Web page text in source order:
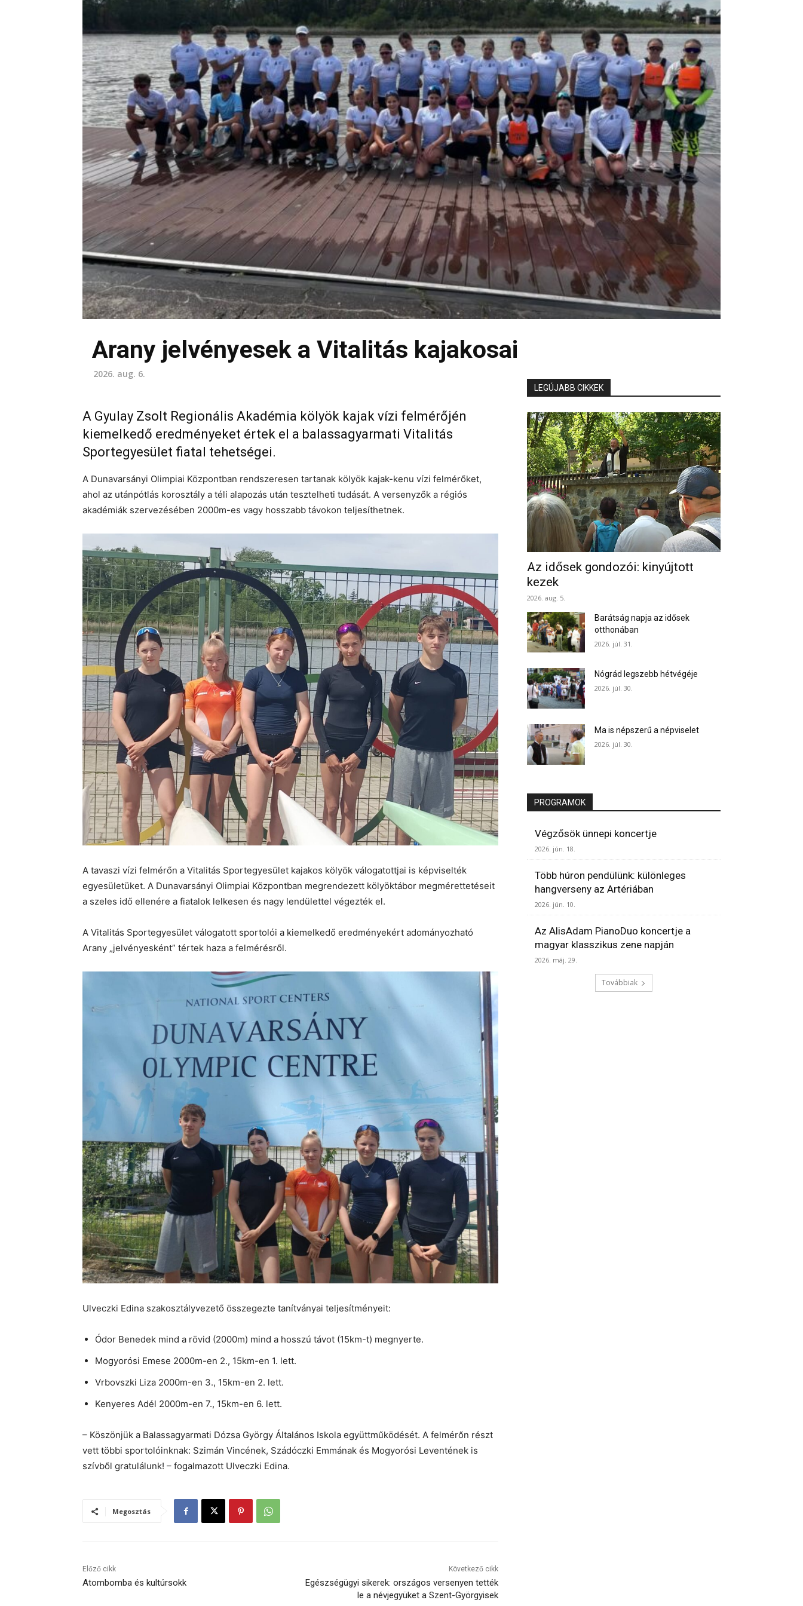
Arany jelvényesek a Vitalitás kajakosai
2026. aug. 6.
A Gyulay Zsolt Regionális Akadémia kölyök kajak vízi felmérőjén
kiemelkedő eredményeket értek el a balassagyarmati Vitalitás
Sportegyesület fiatal tehetségei.
A Dunavarsányi Olimpiai Központban rendszeresen tartanak kölyök kajak-kenu vízi felmérőket,
ahol az utánpótlás korosztály a téli alapozás után tesztelheti tudását. A versenyzők a régiós
akadémiák szervezésében 2000m-es vagy hosszabb távokon teljesíthetnek.
A tavaszi vízi felmérőn a Vitalitás Sportegyesület kajakos kölyök válogatottjai is képviselték
egyesületüket. A Dunavarsányi Olimpiai Központban megrendezett kölyöktábor megmérettetéseit
a szeles idő ellenére a fiatalok lelkesen és nagy lendülettel végezték el.
A Vitalitás Sportegyesület válogatott sportolói a kiemelkedő eredményekért adományozható
Arany „jelvényesként” tértek haza a felmérésről.
Ulveczki Edina szakosztályvezető összegezte tanítványai teljesítményeit:
Ódor Benedek mind a rövid (2000m) mind a hosszú távot (15km-t) megnyerte.
Mogyorósi Emese 2000m-en 2., 15km-en 1. lett.
Vrbovszki Liza 2000m-en 3., 15km-en 2. lett.
Kenyeres Adél 2000m-en 7., 15km-en 6. lett.
– Köszönjük a Balassagyarmati Dózsa György Általános Iskola együttműködését. A felmérőn részt
vett többi sportolóinknak: Szimán Vincének, Szádóczki Emmának és Mogyorósi Leventének is
szívből gratulálunk! – fogalmazott Ulveczki Edina.
Megosztás
Előző cikk
Atombomba és kultúrsokk
Következő cikk
Egészségügyi sikerek: országos versenyen tették
le a névjegyüket a Szent-Györgyisek
LEGÚJABB CIKKEK
Az idősek gondozói: kinyújtott
kezek
2026. aug. 5.
Barátság napja az idősek
otthonában
2026. júl. 31.
Nógrád legszebb hétvégéje
2026. júl. 30.
Ma is népszerű a népviselet
2026. júl. 30.
PROGRAMOK
Végzősök ünnepi koncertje
2026. jún. 18.
Több húron pendülünk: különleges
hangverseny az Artériában
2026. jún. 10.
Az AlisAdam PianoDuo koncertje a
magyar klasszikus zene napján
2026. máj. 29.
Továbbiak